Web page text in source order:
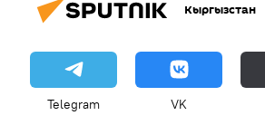
Кыргызстан
Telegram VK